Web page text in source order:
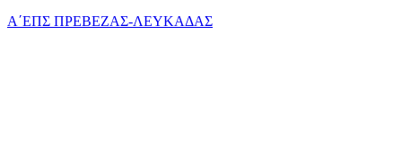
Α΄ΕΠΣ ΠΡΕΒΕΖΑΣ-ΛΕΥΚΑΔΑΣ